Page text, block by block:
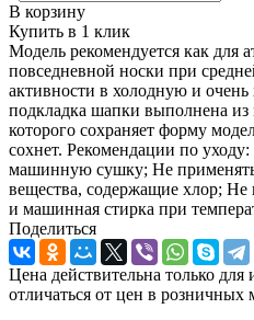
В корзину
Купить в 1 клик
Модель рекомендуется как для
повседневной носки при
активности в холодную и
подкладка шапки выполнена из
которого сохраняет форму
сохнет. Рекомендации по
машинную сушку; Не
вещества, содержащие хлор;
и машинная стирка при
Поделиться
Цена действительна только
отличаться от цен в розничных